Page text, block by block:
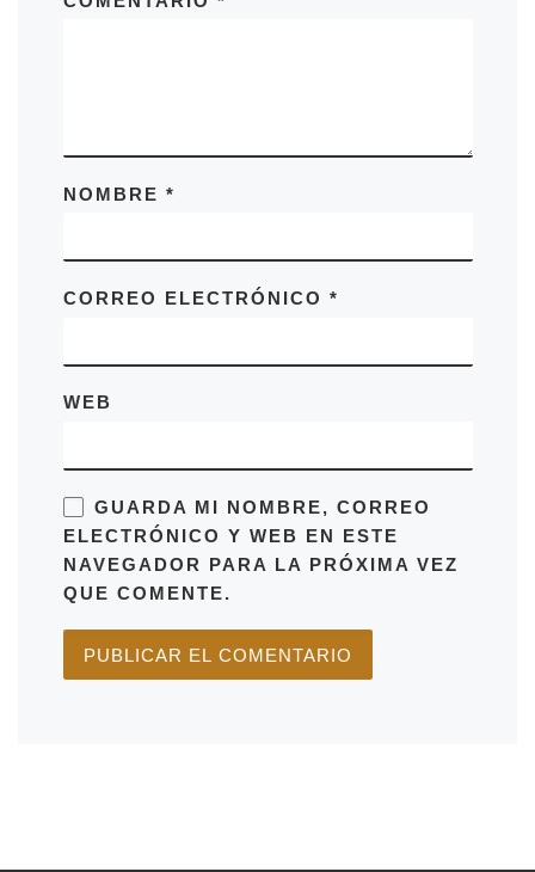
NOMBRE *
CORREO ELECTRÓNICO *
WEB
GUARDA MI NOMBRE, CORREO
ELECTRÓNICO Y WEB EN ESTE
NAVEGADOR PARA LA PRÓXIMA VEZ
QUE COMENTE.